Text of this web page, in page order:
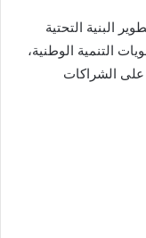
البنية التحتية
التنمية الوطنية،
على الشراكات